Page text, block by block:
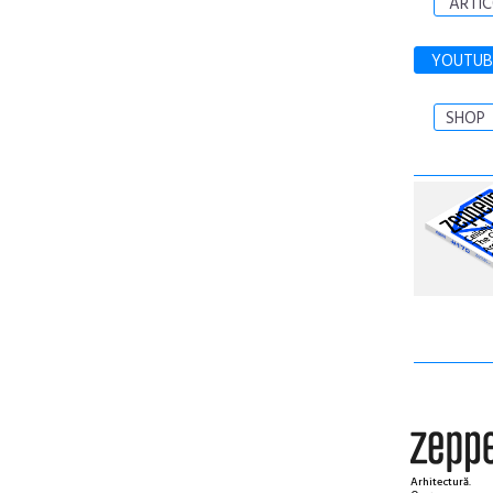
SHOP
Arhitectură.